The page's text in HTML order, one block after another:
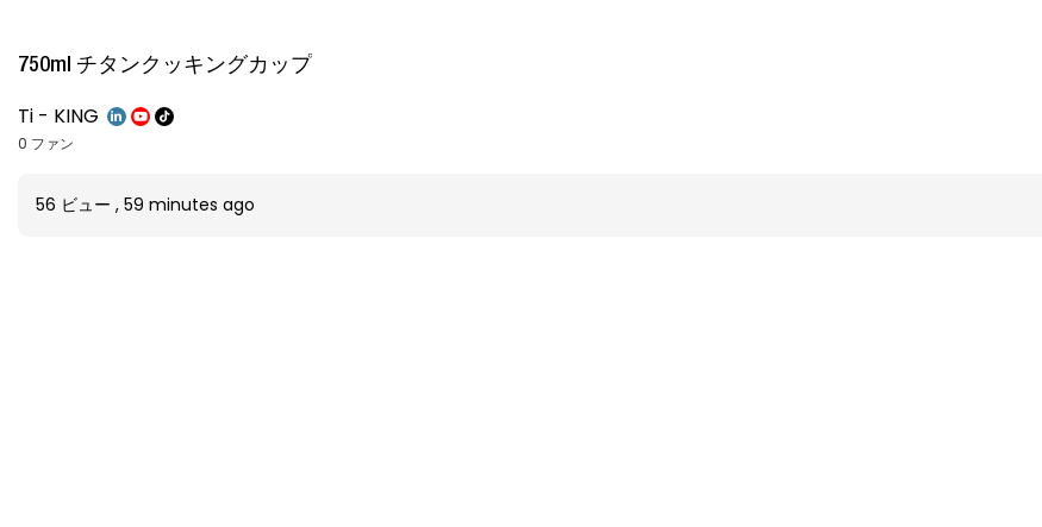
750ml チタンクッキングカップ
Ti - KING
0 ファン
56 ビュー , 59 minutes ago